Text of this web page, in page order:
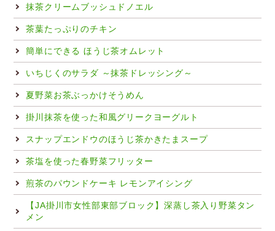
抹茶クリームブッシュドノエル
茶葉たっぷりのチキン
簡単にできる ほうじ茶オムレット
いちじくのサラダ ～抹茶ドレッシング～
夏野菜お茶ぶっかけそうめん
掛川抹茶を使った和風グリークヨーグルト
スナップエンドウのほうじ茶かきたまスープ
茶塩を使った春野菜フリッター
煎茶のパウンドケーキ レモンアイシング
【JA掛川市女性部東部ブロック】深蒸し茶入り野菜タン
メン